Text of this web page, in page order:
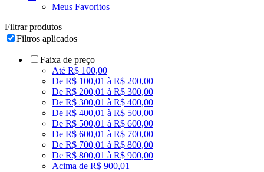
Meus Favoritos
Filtrar produtos
Filtros aplicados
Faixa de preço
Até R$ 100,00
De R$ 100,01 à R$ 200,00
De R$ 200,01 à R$ 300,00
De R$ 300,01 à R$ 400,00
De R$ 400,01 à R$ 500,00
De R$ 500,01 à R$ 600,00
De R$ 600,01 à R$ 700,00
De R$ 700,01 à R$ 800,00
De R$ 800,01 à R$ 900,00
Acima de R$ 900,01